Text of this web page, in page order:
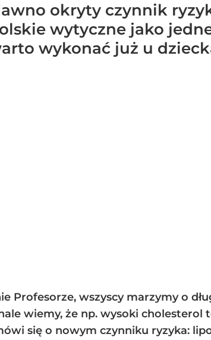
okryty czynnik
wytyczne jako
wykonać już u
Profesorze, wszyscy marzymy o
wiemy, że np. wysoki cholesterol
się o nowym czynniku ryzyka: